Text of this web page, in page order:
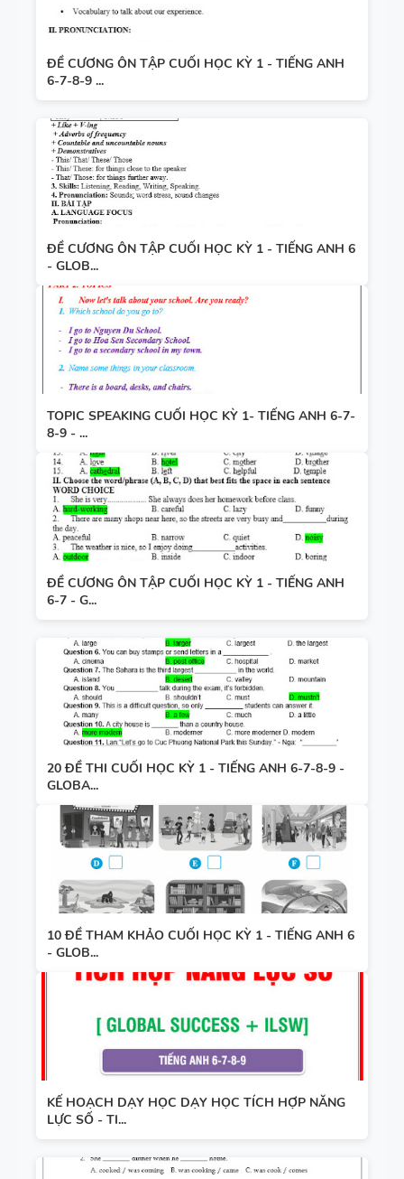
ĐỀ CƯƠNG ÔN TẬP CUỐI HỌC KỲ 1 - TIẾNG ANH
6-7-8-9 ...
ĐỀ CƯƠNG ÔN TẬP CUỐI HỌC KỲ 1 - TIẾNG ANH 6
- GLOB...
TOPIC SPEAKING CUỐI HỌC KỲ 1- TIẾNG ANH 6-7-
8-9 - ...
ĐỀ CƯƠNG ÔN TẬP CUỐI HỌC KỲ 1 - TIẾNG ANH
6-7 - G...
20 ĐỀ THI CUỐI HỌC KỲ 1 - TIẾNG ANH 6-7-8-9 -
GLOBA...
10 ĐỀ THAM KHẢO CUỐI HỌC KỲ 1 - TIẾNG ANH 6
- GLOB...
KẾ HOẠCH DẠY HỌC DẠY HỌC TÍCH HỢP NĂNG
LỰC SỐ - TI...